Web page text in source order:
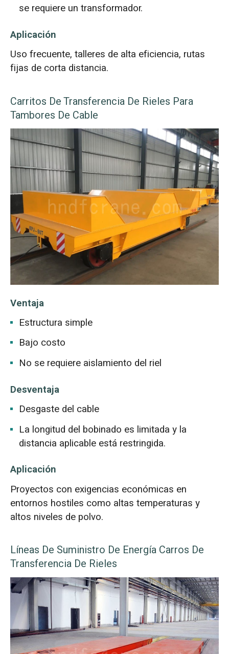
se requiere un transformador.
Aplicación
Uso frecuente, talleres de alta eficiencia, rutas
fijas de corta distancia.
Carritos De Transferencia De Rieles Para
Tambores De Cable
Ventaja
Estructura simple
Bajo costo
No se requiere aislamiento del riel
Desventaja
Desgaste del cable
La longitud del bobinado es limitada y la
distancia aplicable está restringida.
Aplicación
Proyectos con exigencias económicas en
entornos hostiles como altas temperaturas y
altos niveles de polvo.
Líneas De Suministro De Energía Carros De
Transferencia De Rieles